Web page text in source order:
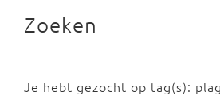
Zoeken
Je hebt gezocht op tag(s):